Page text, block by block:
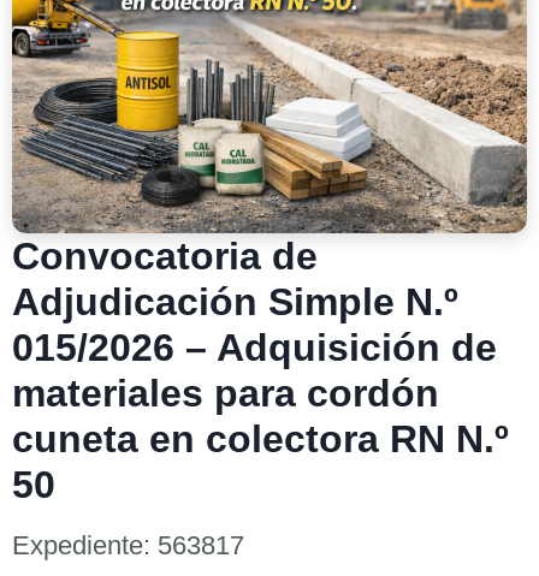
Convocatoria de
Adjudicación Simple N.º
015/2026 – Adquisición de
materiales para cordón
cuneta en colectora RN N.º
50
Expediente: 563817